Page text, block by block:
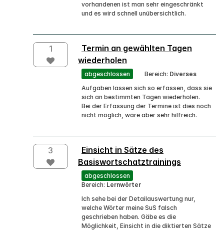
vorhandenen ist man sehr eingeschränkt
und es wird schnell unübersichtlich.
1
Termin an gewählten Tagen
wiederholen
abgeschlossen Bereich: Diverses
Aufgaben lassen sich so erfassen, dass sie
sich an bestimmten Tagen wiederholen.
Bei der Erfassung der Termine ist dies noch
nicht möglich, wäre aber sehr hilfreich.
3
Einsicht in Sätze des
Basiswortschatztrainings
abgeschlossen
Bereich: Lernwörter
Ich sehe bei der Detailauswertung nur,
welche Wörter meine SuS falsch
geschrieben haben. Gäbe es die
Möglichkeit, Einsicht in die diktierten Sätze